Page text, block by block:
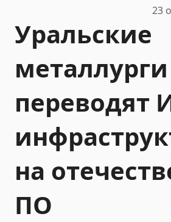
23
Уральские
металлурги
переводят
на
ПО